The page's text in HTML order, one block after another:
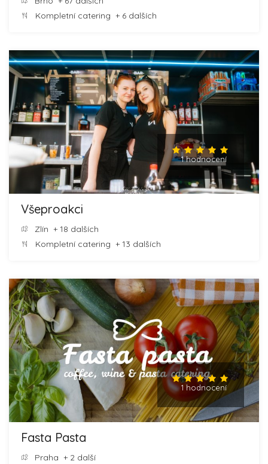
Kompletní catering + 6 dalších
1 hodnocení
Všeproakci
Zlín + 18 dalších
Kompletní catering + 13 dalších
1 hodnocení
Fasta Pasta
Praha + 2 další